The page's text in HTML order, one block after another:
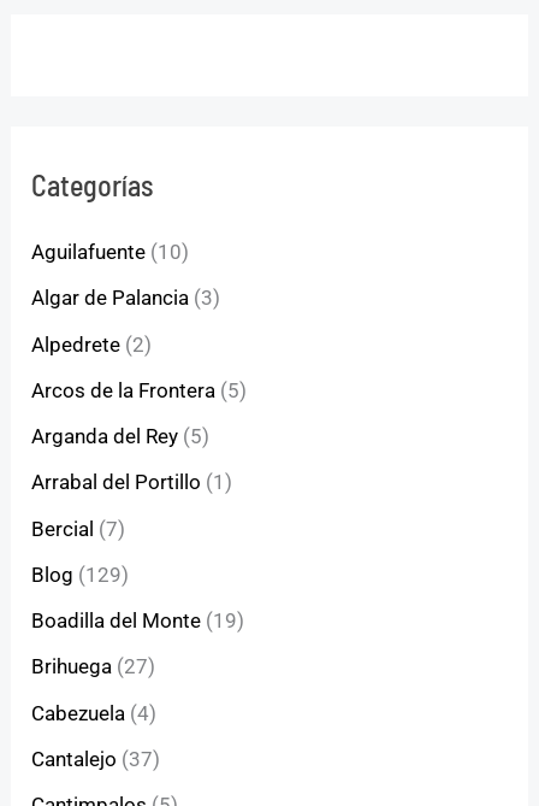
Categorías
Aguilafuente (10)
Algar de Palancia (3)
Alpedrete (2)
Arcos de la Frontera (5)
Arganda del Rey (5)
Arrabal del Portillo (1)
Bercial (7)
Blog (129)
Boadilla del Monte (19)
Brihuega (27)
Cabezuela (4)
Cantalejo (37)